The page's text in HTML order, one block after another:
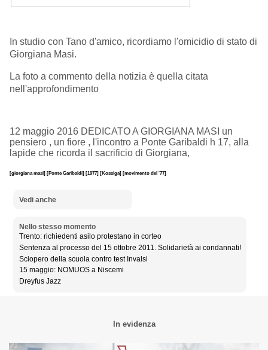
In studio con Tano d'amico, ricordiamo l'omicidio di stato di
Giorgiana Masi.
La foto a commento della notizia è quella citata
nell'approfondimento
12 maggio 2016 DEDICATO A GIORGIANA MASI un
pensiero , un fiore , l'incontro a Ponte Garibaldi h 17, alla
lapide che ricorda il sacrificio di Giorgiana,
[giorgiana masi] [Ponte Garibaldi] [1977] [Kossiga] [movimento del '77]
Vedi anche
Nello stesso momento
Trento: richiedenti asilo protestano in corteo
Sentenza al processo del 15 ottobre 2011. Solidarietà ai condannati!
Sciopero della scuola contro test Invalsi
15 maggio: NOMUOS a Niscemi
Dreyfus Jazz
In evidenza